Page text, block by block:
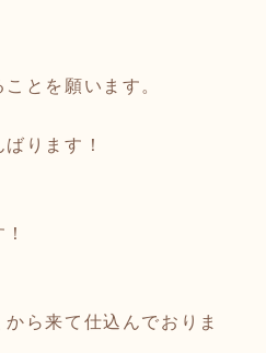
とを願います。
ります！
ら来て仕込んでおりま